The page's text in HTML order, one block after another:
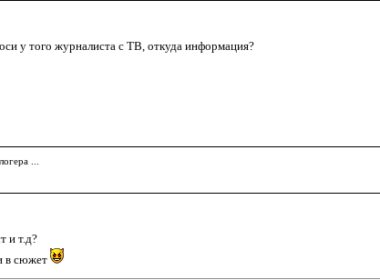
у того журналиста с ТВ, откуда информация?
...
и т.д?
в сюжет